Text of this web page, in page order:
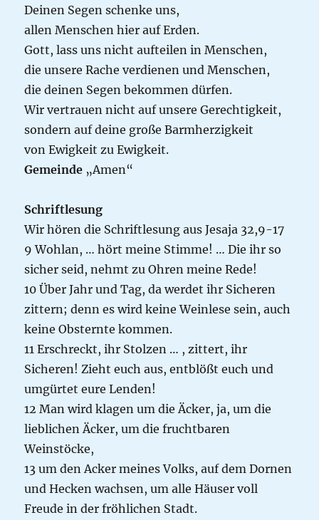
Deinen Segen schenke uns,
allen Menschen hier auf Erden.
Gott, lass uns nicht aufteilen in Menschen,
die unsere Rache verdienen und Menschen,
die deinen Segen bekommen dürfen.
Wir vertrauen nicht auf unsere Gerechtigkeit,
sondern auf deine große Barmherzigkeit
von Ewigkeit zu Ewigkeit.
Gemeinde „Amen“
Schriftlesung
Wir hören die Schriftlesung aus Jesaja 32,9-17
9 Wohlan, … hört meine Stimme! … Die ihr so
sicher seid, nehmt zu Ohren meine Rede!
10 Über Jahr und Tag, da werdet ihr Sicheren
zittern; denn es wird keine Weinlese sein, auch
keine Obsternte kommen.
11 Erschreckt, ihr Stolzen … , zittert, ihr
Sicheren! Zieht euch aus, entblößt euch und
umgürtet eure Lenden!
12 Man wird klagen um die Äcker, ja, um die
lieblichen Äcker, um die fruchtbaren
Weinstöcke,
13 um den Acker meines Volks, auf dem Dornen
und Hecken wachsen, um alle Häuser voll
Freude in der fröhlichen Stadt.